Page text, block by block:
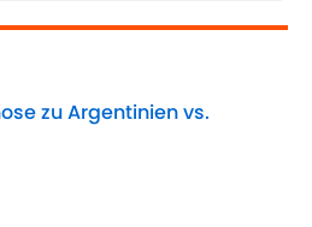
zu Argentinien vs.
on Invalid Date